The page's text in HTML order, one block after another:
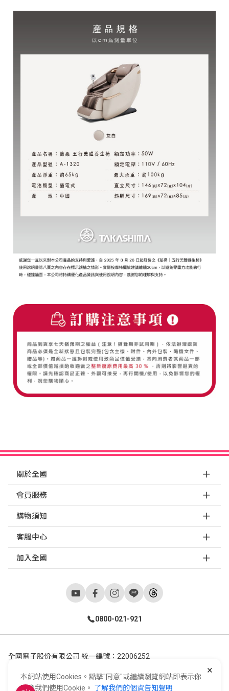
關於全國
會員服務
購物須知
客服中心
加入全國
0800-021-921
全國電子股份有限公司 統一編號：22006252
Copyright ©2026© E-Life Co., Ltd. All Rights Reserved.
×
本網站使用Cookies。點擊"同意"或繼續瀏覽網站即表示你
同意我們使用Cookie。 了解我們的個資告知聲明